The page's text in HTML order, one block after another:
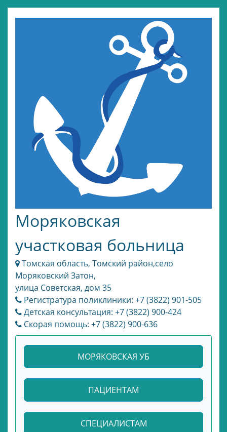
Моряковская
участковая больница
Томская область, Томский район,село
Моряковский Затон,
улица Советская, дом 35
Регистратура поликлиники: +7 (3822) 901-505
Детская консультация: +7 (3822) 900-424
Скорая помощь: +7 (3822) 900-636
МОРЯКОВСКАЯ УБ
ПАЦИЕНТАМ
СПЕЦИАЛИСТАМ